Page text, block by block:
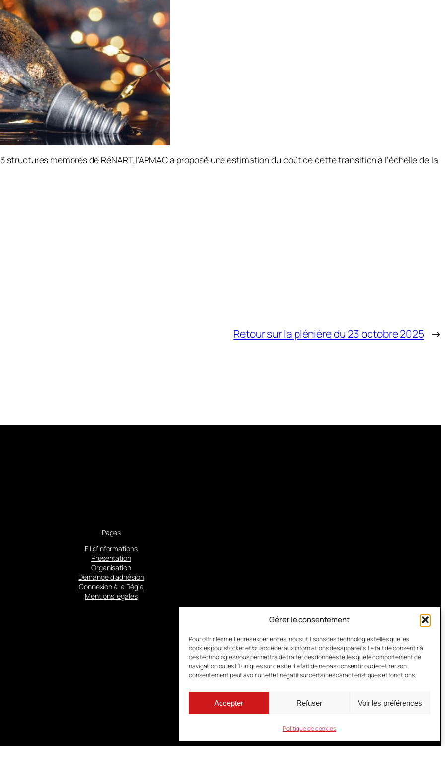
Gérer le consentement
Pour offrir les meilleures expériences, nous utilisons des technologies telles que les
cookies pour stocker et/ou accéder aux informations des appareils. Le fait de consentir à
ces technologies nous permettra de traiter des données telles que le comportement de
navigation ou les ID uniques sur ce site. Le fait de ne pas consentir ou de retirer son
consentement peut avoir un effet négatif sur certaines caractéristiques et fonctions.
Accepter Refuser Voir les préférences
Politique de cookies
membres de RéNART, l’APMAC a proposé une estimation du coût de cette transition à l’échelle de la
Retour sur la plénière du 23 octobre 2025 →
Pages
Fil d’informations
Présentation
Organisation
Demande d’adhésion
Connexion à la Régia
Mentions légales